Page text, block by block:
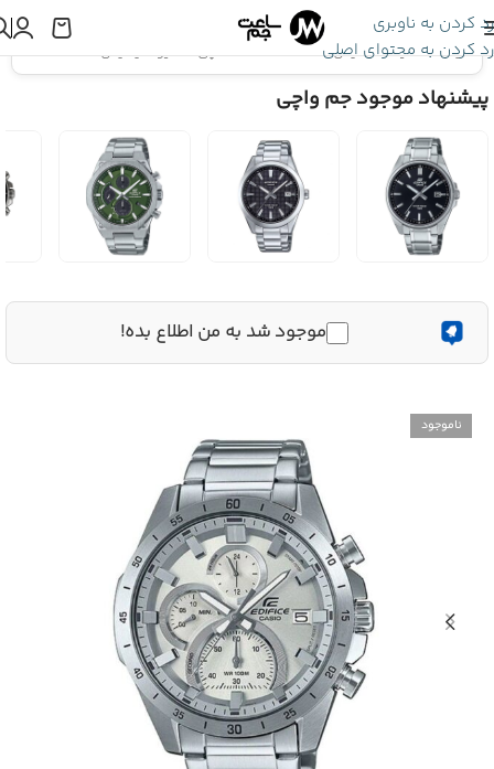
رد کردن به ناوبری
رد کردن به محتوای اصلی
اینجا هستید:ادیفایس EDIFICE »ساعت مچی کاسیو ادیفایس EFR-571MD-8A
پیشنهاد موجود جم واچی
موجود شد به من اطلاع بده!
ناموجود